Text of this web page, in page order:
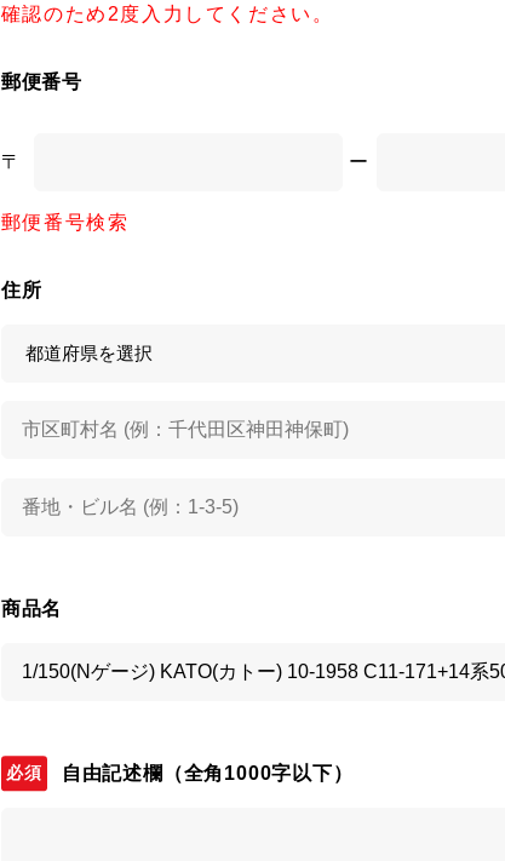
確認のため2度入力してください。
郵便番号
〒 ー
郵便番号検索
住所
商品名
自由記述欄 （全角1000字以下）